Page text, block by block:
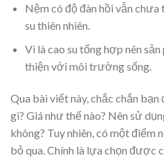
Nệm có độ đàn hồi vẫn
su thiên nhiên.
Vì là cao su tổng hợp nên
thiện với môi trường sống.
Qua bài viết này, chắc chắn
gì? Giá như thế nào? Nên sử
không? Tuy nhiên, có một điểm
bỏ qua. Chính là lựa chọn được